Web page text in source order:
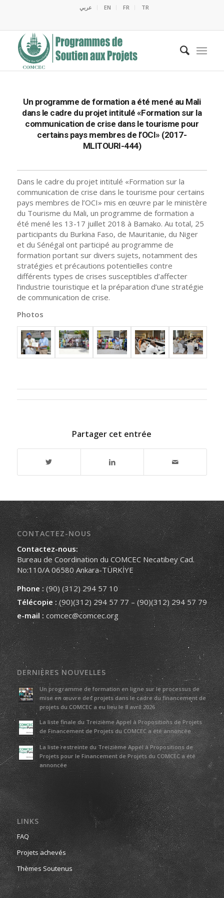
عربي EN FR TR
C
COMCE
C
Un programme de formation a été mené au Mali
dans le cadre du projet intitulé «Formation sur la
communication de crise dans le tourisme pour
certains pays membres de l’OCI» (2017-
MLITOURI-444)
Dans le cadre du projet intitulé «Formation sur la
communication de crise dans le tourisme pour certains
pays membres de l’OCI» mis en œuvre par le ministère
du Tourisme du Mali, un programme de formation a
été mené les 13-17 juillet 2018 à Bamako. Au total, 25
participants du Burkina Faso, de Mauritanie, du Niger
et du Sénégal ont participé au programme de
formation portant sur divers sujets, notamment des
stratégies et précautions potentielles contre
différents types de crises susceptibles d’affecter
l’industrie touristique et la préparation d’une stratégie
de communication de crise.
Photos
Partager cet entrée
CONTACTEZ-NOUS
Contactez-nous:
Bureau de Coordination du COMCEC Necatibey Cad.
No:110/A 06580 Ankara-TÜRKİYE
Phone :(90) (312) 294 57 10
Télécopie :(90)(312) 294 57 77 – (90)(312) 294 57 79
e-mail : comcec@comcec.org
DERNIÈRES NOUVELLES
Un programme de formation en ligne sur le processus de
mise en œuvre des projets dans le cadre du financement de
projets du COMCEC a eu lieu le 8 avril 2026
La liste finale du Treizième Appel à Propositions de Projets
de Financement de Projets du COMCEC a été annoncée
La liste restreinte du Treizième Appel à Propositions de
Projets pour le Financement de Projets du COMCEC a été
annoncée
LINKS
FAQ
Projets achevés
Thèmes Soutenus